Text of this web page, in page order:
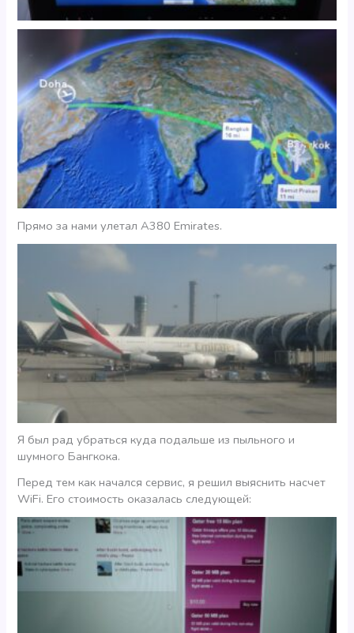
Прямо за нами улетал А380 Emirates.
Я был рад убраться куда подальше из пыльного и
шумного Бангкока.
Перед тем как начался сервис, я решил выяснить насчет
WiFi. Его стоимость оказалась следующей: